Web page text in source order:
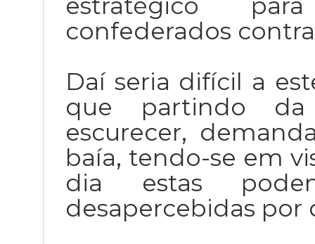
estratégico
confederados
Daí seria difícil a
que partindo
escurecer,
baía, tendo-se em
dia estas
desapercebidas por